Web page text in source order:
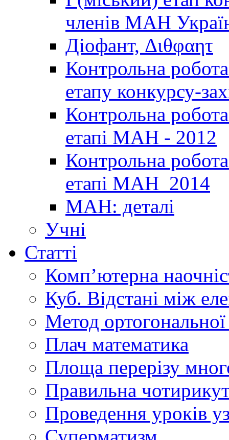
членів МАН
Діофант, Διθφαητ
Контрольна
етапу конкурсу-
Контрольна
етапі МАН - 2012
Контрольна
етапі МАН_2014
МАН: деталі
Учні
Статті
Комп’ютерна
Куб. Відстані між
Метод ортогональної
Плач математика
Площа перерізу
Правильна
Проведення уроків